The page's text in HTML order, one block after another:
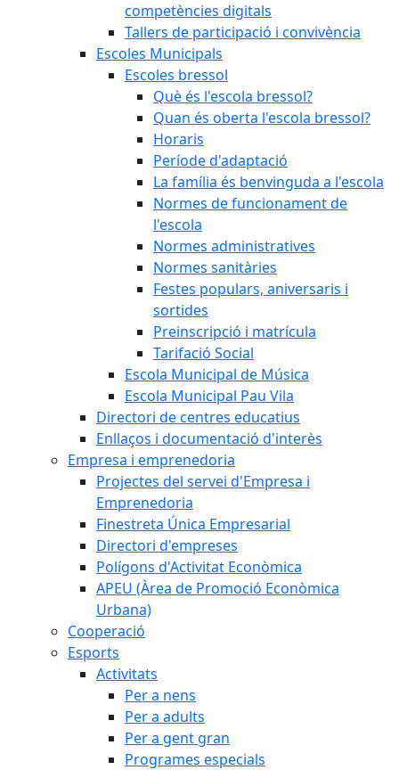
competències digitals
Tallers de participació i convivència
Escoles Municipals
Escoles bressol
Què és l'escola bressol?
Quan és oberta l'escola bressol?
Horaris
Període d'adaptació
La família és benvinguda a l'escola
Normes de funcionament de
l'escola
Normes administratives
Normes sanitàries
Festes populars, aniversaris i
sortides
Preinscripció i matrícula
Tarifació Social
Escola Municipal de Música
Escola Municipal Pau Vila
Directori de centres educatius
Enllaços i documentació d'interès
Empresa i emprenedoria
Projectes del servei d'Empresa i
Emprenedoria
Finestreta Única Empresarial
Directori d'empreses
Polígons d'Activitat Econòmica
APEU (Àrea de Promoció Econòmica
Urbana)
Cooperació
Esports
Activitats
Per a nens
Per a adults
Per a gent gran
Programes especials